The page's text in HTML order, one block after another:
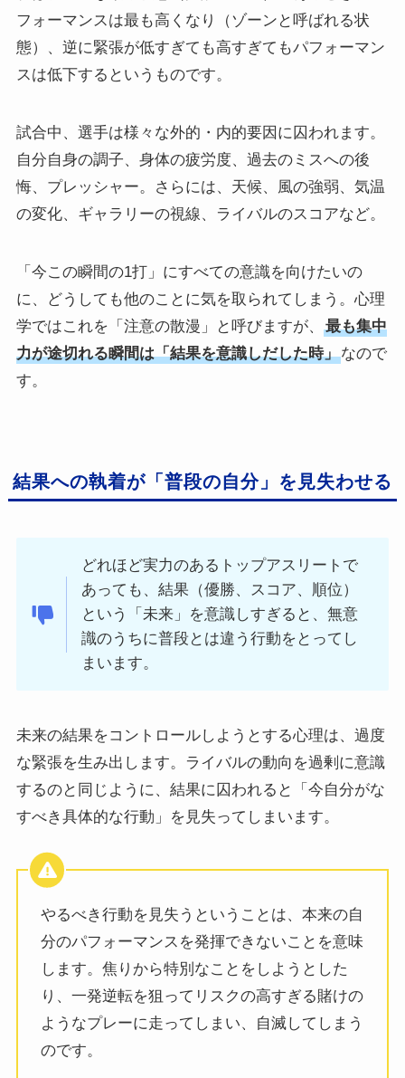
フォーマンスは最も高くなり（ゾーンと呼ばれる状
態）、逆に緊張が低すぎても高すぎてもパフォーマン
スは低下するというものです。
試合中、選手は様々な外的・内的要因に囚われます。
自分自身の調子、身体の疲労度、過去のミスへの後
悔、プレッシャー。さらには、天候、風の強弱、気温
の変化、ギャラリーの視線、ライバルのスコアなど。
「今この瞬間の1打」にすべての意識を向けたいの
に、どうしても他のことに気を取られてしまう。心理
学ではこれを「注意の散漫」と呼びますが、
最も集中
力が途切れる瞬間は「結果を意識しだした時」なので
す。
結果への執着が「普段の自分」を見失わせる
どれほど実力のあるトップアスリートで
あっても、結果（優勝、スコア、順位）
という「未来」を意識しすぎると、無意
識のうちに普段とは違う行動をとってし
まいます。
未来の結果をコントロールしようとする心理は、過度
な緊張を生み出します。ライバルの動向を過剰に意識
するのと同じように、結果に囚われると「今自分がな
すべき具体的な行動」を見失ってしまいます。
やるべき行動を見失うということは、本来の自
分のパフォーマンスを発揮できないことを意味
します。焦りから特別なことをしようとした
り、一発逆転を狙ってリスクの高すぎる賭けの
ようなプレーに走ってしまい、自滅してしまう
のです。